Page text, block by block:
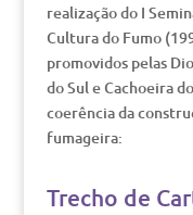
realização do I
Cultura do Fumo
promovidos pelas
do Sul e Cachoeira
coerência da
fumageira:
Trecho de